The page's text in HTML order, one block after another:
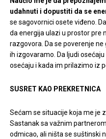
udahnuti i dopustiti da se
se sagovornici osete viđeno.
da energija ulazi u prostor pre
razgovora. Da se poverenje
ih izgovaramo. Da ljudi
osećaju i kada im prilazimo iz
SUSRET KAO PREKRETNICA
Sećam se situacije koja me je
Sastanak sa važnim
odmicao, ali ništa se suštinski